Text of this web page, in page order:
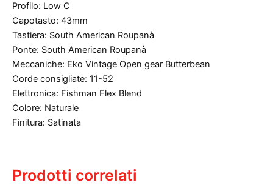
Profilo: Low C
Capotasto: 43mm
Tastiera: South American Roupanà
Ponte: South American Roupanà
Meccaniche: Eko Vintage Open gear Butterbean
Corde consigliate: 11-52
Elettronica: Fishman Flex Blend
Colore: Naturale
Finitura: Satinata
Prodotti correlati